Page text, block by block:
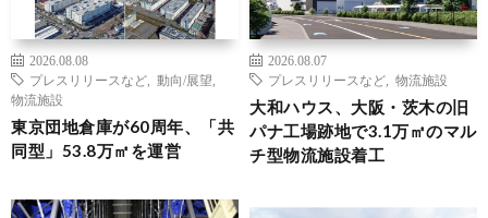
2026.08.08
プレスリリースなど
動向/展望
物流施設
東京団地倉庫が60周年、「共
同型」53.8万㎡を運営
2026.08.07
プレスリリースなど
物流施設
大和ハウス、大阪・茨木の旧
パナ工場跡地で3.1万㎡のマル
チ型物流施設着工